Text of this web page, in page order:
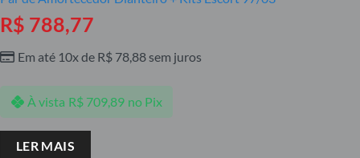
R$ 788,77
Em até 10x de R$ 78,88 sem juros
À vista R$709,89 no Pix
LER MAIS